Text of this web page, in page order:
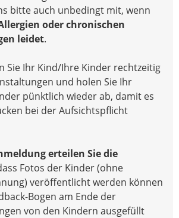
bitte auch unbedingt mit, wenn
oder chronischen
leidet.
Sie Ihr Kind/Ihre Kinder rechtzeitig
und holen Sie Ihr
pünktlich wieder ab, damit es
bei der Aufsichtspflicht
erteilen Sie die
Fotos der Kinder (ohne
veröffentlicht werden können
Bogen am Ende der
von den Kindern ausgefüllt